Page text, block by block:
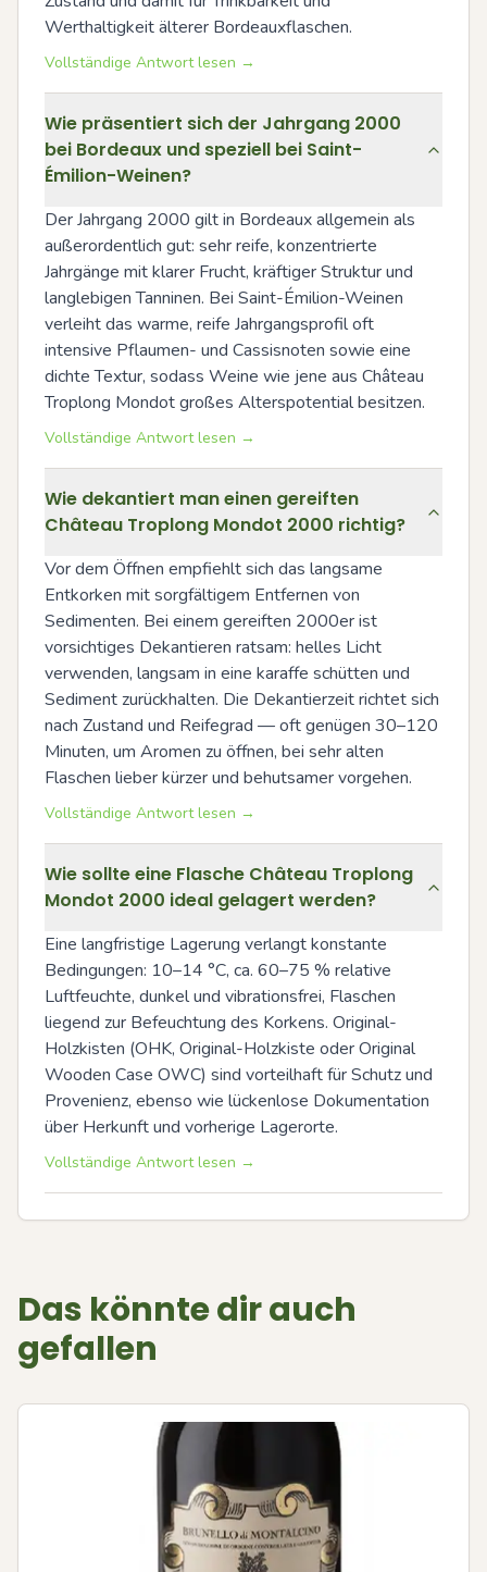
Werthaltigkeit älterer Bordeauxflaschen.
Vollständige Antwort lesen →
Wie präsentiert sich der Jahrgang 2000
bei Bordeaux und speziell bei Saint-
Émilion-Weinen?
Der Jahrgang 2000 gilt in Bordeaux allgemein als
außerordentlich gut: sehr reife, konzentrierte
Jahrgänge mit klarer Frucht, kräftiger Struktur und
langlebigen Tanninen. Bei Saint-Émilion-Weinen
verleiht das warme, reife Jahrgangsprofil oft
intensive Pflaumen- und Cassisnoten sowie eine
dichte Textur, sodass Weine wie jene aus Château
Troplong Mondot großes Alterspotential besitzen.
Vollständige Antwort lesen →
Wie dekantiert man einen gereiften
Château Troplong Mondot 2000 richtig?
Vor dem Öffnen empfiehlt sich das langsame
Entkorken mit sorgfältigem Entfernen von
Sedimenten. Bei einem gereiften 2000er ist
vorsichtiges Dekantieren ratsam: helles Licht
verwenden, langsam in eine karaffe schütten und
Sediment zurückhalten. Die Dekantierzeit richtet sich
nach Zustand und Reifegrad — oft genügen 30–120
Minuten, um Aromen zu öffnen, bei sehr alten
Flaschen lieber kürzer und behutsamer vorgehen.
Vollständige Antwort lesen →
Wie sollte eine Flasche Château Troplong
Mondot 2000 ideal gelagert werden?
Eine langfristige Lagerung verlangt konstante
Bedingungen: 10–14 °C, ca. 60–75 % relative
Luftfeuchte, dunkel und vibrationsfrei, Flaschen
liegend zur Befeuchtung des Korkens. Original-
Holzkisten (OHK, Original-Holzkiste oder Original
Wooden Case OWC) sind vorteilhaft für Schutz und
Provenienz, ebenso wie lückenlose Dokumentation
über Herkunft und vorherige Lagerorte.
Vollständige Antwort lesen →
Das könnte dir auch
gefallen